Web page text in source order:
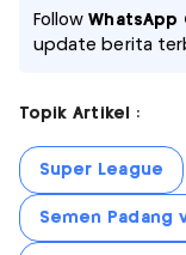
FollowWhatsApp
update berita
Topik Artikel :
Super League
Semen Padang